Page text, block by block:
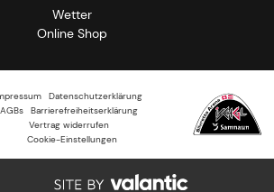
Wetter
Online Shop
Datenschutzerklärung
AGBs
Barrierefreiheitserklärung
Vertrag widerrufen
Cookie-Einstellungen